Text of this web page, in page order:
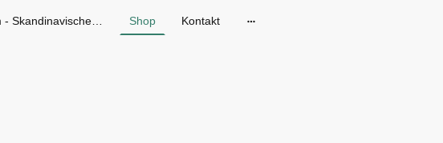
Gänseblum - Skandinavische Mode in Dresden Shop Kontakt